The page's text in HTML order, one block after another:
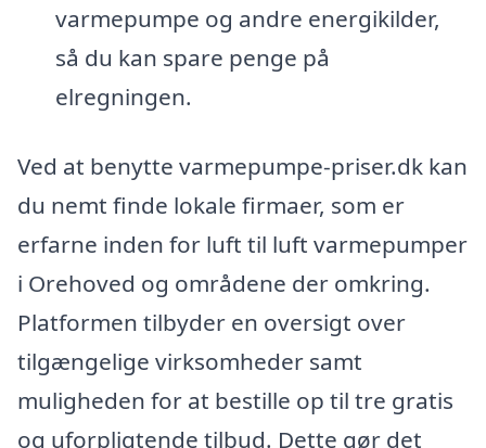
varmepumpe og andre energikilder,
så du kan spare penge på
elregningen.
Ved at benytte varmepumpe-priser.dk kan
du nemt finde lokale firmaer, som er
erfarne inden for luft til luft varmepumper
i Orehoved og områdene der omkring.
Platformen tilbyder en oversigt over
tilgængelige virksomheder samt
muligheden for at bestille op til tre gratis
og uforpligtende tilbud. Dette gør det